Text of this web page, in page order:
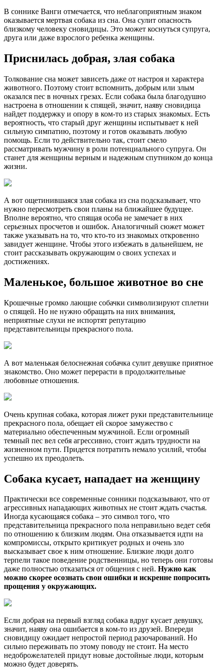
В соннике Ванги отмечается, что неблагоприятным знаком
оказывается мертвая собака из сна. Она сулит опасность
близкому человеку сновидицы. Это может коснуться супруга,
друга или даже взрослого ребенка женщины.
Приснилась добрая, злая собака
Толкование сна может зависеть даже от настроя и характера
животного. Поэтому стоит вспомнить, добрым или злым
оказался пес в ночных грезах. Если собака была благодушно
настроена в отношении к спящей, значит, наяву сновидица
найдет поддержку и опору в ком-то из старых знакомых. Есть
вероятность, что старый друг женщины испытывает к ней
сильную симпатию, поэтому и готов оказывать любую
помощь. Если то действительно так, стоит смело
рассматривать мужчину в роли потенциального супруга. Он
станет для женщины верным и надежным спутником до конца
жизни.
А вот ощетинившаяся злая собака из сна подсказывает, что
нужно пересмотреть свои планы на ближайшее будущее.
Вполне вероятно, что спящая особа не замечает в них
серьезных просчетов и ошибок. Аналогичный сюжет может
также указывать на то, что кто-то из знакомых откровенно
завидует женщине. Чтобы этого избежать в дальнейшем, не
стоит рассказывать окружающим о своих успехах и
достижениях.
Маленькое, большое животное во сне
Крошечные громко лающие собачки символизируют сплетни
о спящей. Но не нужно обращать на них внимания,
неприятные слухи не испортят репутацию
представительницы прекрасного пола.
А вот маленькая белоснежная собачка сулит девушке приятное
знакомство. Оно может перерасти в продолжительные
любовные отношения.
Очень крупная собака, которая лижет руки представительнице
прекрасного пола, обещает ей скорое замужество с
материально обеспеченным мужчиной. Если огромный
темный пес вел себя агрессивно, стоит ждать трудности на
жизненном пути. Придется потратить немало усилий, чтобы
успешно их преодолеть.
Собака кусает, нападает на женщину
Практически все современные сонники подсказывают, что от
агрессивных нападающих животных не стоит ждать счастья.
Иногда кусающаяся собака – это символ того, что
представительница прекрасного пола неправильно ведет себя
по отношению к близким людям. Она отказывается идти на
компромиссы, открыто критикует родных и очень зло
высказывает свое к ним отношение. Близкие люди долго
терпели такое поведение родственницы, но теперь они готовы
даже полностью отказаться от общения с ней. Нужно как
можно скорее осознать свои ошибки и искренне попросить
прощения у окружающих.
Если добрая на первый взгляд собака вдруг кусает девушку,
значит, наяву она ошибается в ком-то из друзей. Впереди
сновидицу ожидает непростой период разочарований. Но
сильно переживать по этому поводу не стоит. На место
недоброжелателей придут новые достойные люди, которым
можно будет доверять.